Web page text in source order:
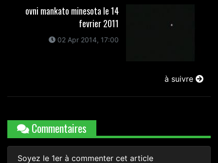
ovni mankato minesota le 14
fevrier 2011
02 Apr 2014, 17:00
à suivre
Commentaires
Soyez le 1er à commenter cet article